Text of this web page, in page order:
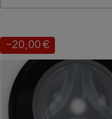
Prihranek:
−20,00 €